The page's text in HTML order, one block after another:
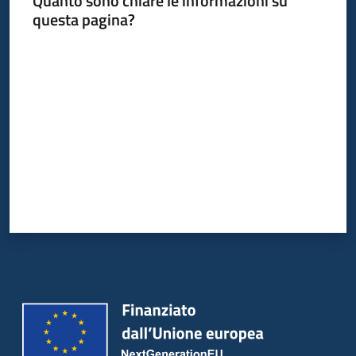
Piani
questa pagina?